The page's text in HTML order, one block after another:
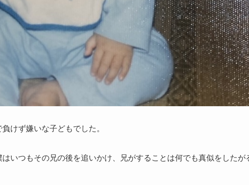
けず嫌いな子どもでした。
いつもその兄の後を追いかけ、兄がすることは何でも真似をしたが